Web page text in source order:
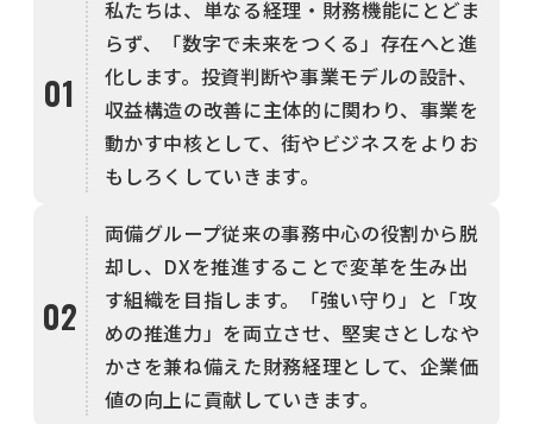
01
私たちは、単なる経理・財務機能にとどま
らず、「数字で未来をつくる」存在へと進
化します。投資判断や事業モデルの設計、
収益構造の改善に主体的に関わり、事業を
動かす中核として、街やビジネスをよりお
もしろくしていきます。
02
両備グループ従来の事務中心の役割から脱
却し、DXを推進することで変革を生み出
す組織を目指します。「強い守り」と「攻
めの推進力」を両立させ、堅実さとしなや
かさを兼ね備えた財務経理として、企業価
値の向上に貢献していきます。